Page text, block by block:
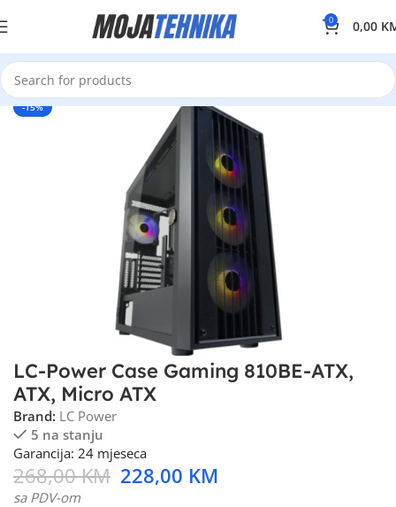
0 0,00
-15%
LC-Power Case Gaming 810BE-ATX,
ATX, Micro ATX
Brand: LC Power
5 na stanju
Garancija: 24 mjeseca
268,00KM 228,00 KM
sa PDV-om